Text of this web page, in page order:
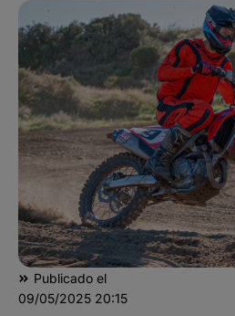
Publicado el
09/05/2025 20:15